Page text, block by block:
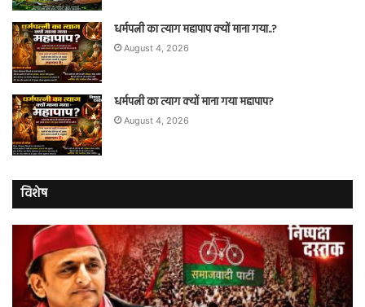
धर्मपत्नी का त्याग महापाप क्यों माना गया..?
August 4, 2026
धर्मपत्नी का त्याग क्यों माना गया महापाप?
August 4, 2026
विशेष